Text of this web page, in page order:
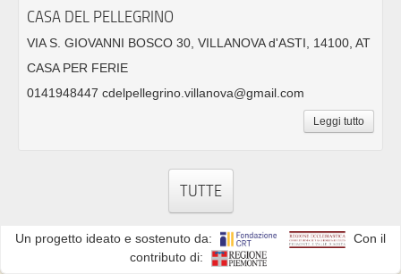
CASA DEL PELLEGRINO
VIA S. GIOVANNI BOSCO 30, VILLANOVA d'ASTI, 14100, AT
CASA PER FERIE
0141948447 cdelpellegrino.villanova@gmail.com
Leggi tutto
TUTTE
Un progetto ideato e sostenuto da:
Con il
contributo di: